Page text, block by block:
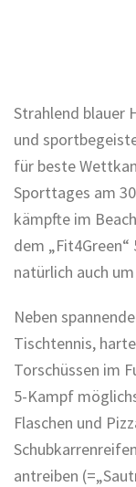
Strahlend blauer
und
für beste
Sporttages am
kämpfte im
dem
natürlich auch
Neben
Tischtennis,
Torschüssen im
5-Kampf
Flaschen und
antreiben